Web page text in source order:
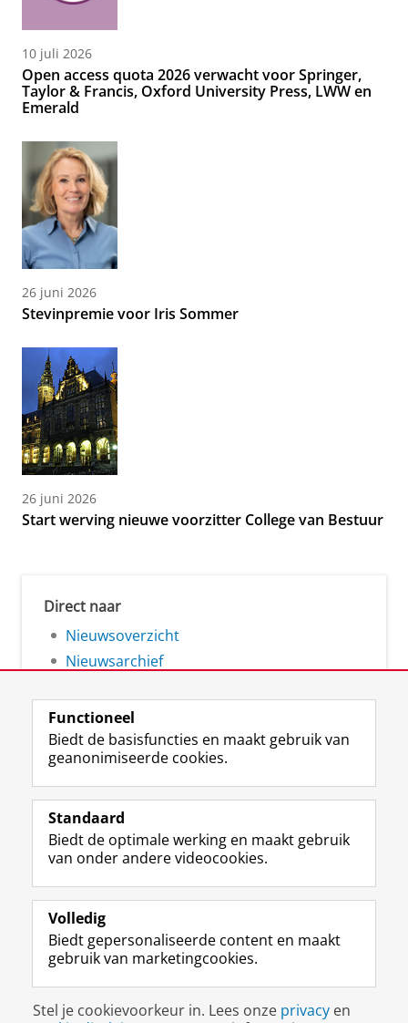
10 juli 2026
Open access quota 2026 verwacht voor Springer,
Taylor & Francis, Oxford University Press, LWW en
Emerald
26 juni 2026
Stevinpremie voor Iris Sommer
26 juni 2026
Start werving nieuwe voorzitter College van Bestuur
Direct naar
Nieuwsoverzicht
Nieuwsarchief
Volg de RUG
F
a
e
b
o
p
a
i
n
L
i
k
e
I
-
p
g
i
R
S
-
f
e
R
k
s
I
n
t
r
m
c
c
Y
o
T
e
k
a
a
Studiekiezers
Alumni
Over ons
Disclaimer & Copyright
Functioneel
Biedt de basisfuncties en maakt gebruik van
geanonimiseerde cookies.
Standaard
Biedt de optimale werking en maakt gebruik
van onder andere videocookies.
Volledig
Biedt gepersonaliseerde content en maakt
gebruik van marketingcookies.
Stel je cookievoorkeur in. Lees onze privacy en